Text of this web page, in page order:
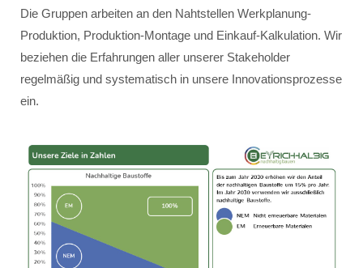
Die Gruppen arbeiten an den Nahtstellen Werkplanung-
Produktion, Produktion-Montage und Einkauf-Kalkulation. Wir
beziehen die Erfahrungen aller unserer Stakeholder
regelmäßig und systematisch in unsere Innovationsprozesse
ein.